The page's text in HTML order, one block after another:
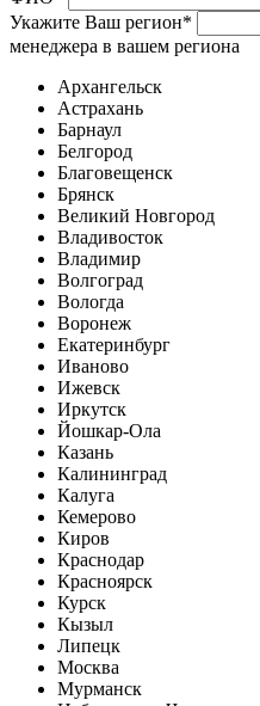
Укажите Ваш регион*
менеджера в вашем региона
Архангельск
Астрахань
Барнаул
Белгород
Благовещенск
Брянск
Великий Новгород
Владивосток
Владимир
Волгоград
Вологда
Воронеж
Екатеринбург
Иваново
Ижевск
Иркутск
Йошкар-Ола
Казань
Калининград
Калуга
Кемерово
Киров
Краснодар
Красноярск
Курск
Кызыл
Липецк
Москва
Мурманск